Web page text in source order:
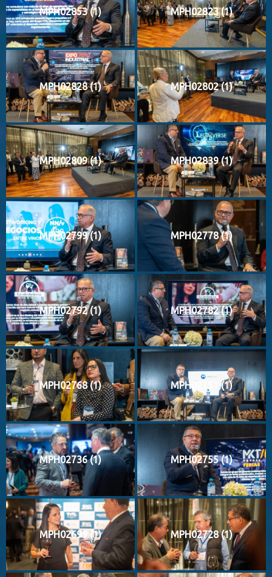
MPH02853 (1) MPH02823 (1)
MPH02828 (1) MPH02802 (1)
MPH02809 (1) MPH02839 (1)
MPH02799 (1) MPH02778 (1)
MPH02792 (1) MPH02782 (1)
MPH02768 (1) MPH02751 (1)
MPH02736 (1) MPH02755 (1)
MPH02699 (1) MPH02728 (1)